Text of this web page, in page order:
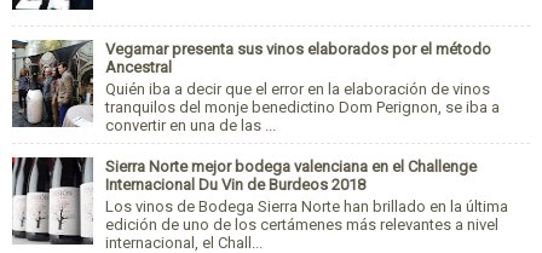
Vegamar presenta sus vinos elaborados por el método
Ancestral
Quién iba a decir que el error en la elaboración de vinos
tranquilos del monje benedictino Dom Perignon, se iba a
convertir en una de las ...
Sierra Norte mejor bodega valenciana en el Challenge
Internacional Du Vin de Burdeos 2018
Los vinos de Bodega Sierra Norte han brillado en la última
edición de uno de los certámenes más relevantes a nivel
internacional, el Chall...